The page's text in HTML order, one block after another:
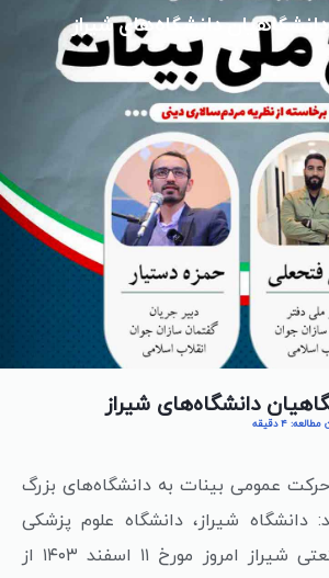
دانشگاه‌های شیراز
دانشگاه‌های شیراز
عمومی بینات به دانشگاه‌های بزرگ
شیراز، دانشگاه علوم پزشکی
شیراز، دانشگاه صنعتی شیراز امروز مورخ ۱۱ اسفند ۱۴۰۳ از